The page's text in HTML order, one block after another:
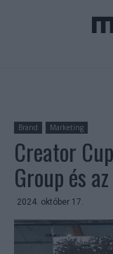
Brand Marketing
Creator
Group és
2024. október 17.